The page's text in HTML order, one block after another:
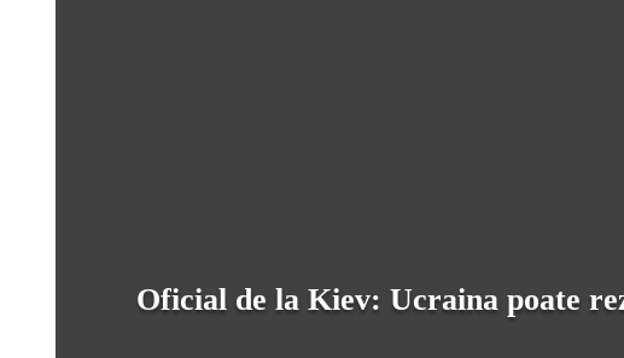
Oficial de la Kiev: Ucraina poate